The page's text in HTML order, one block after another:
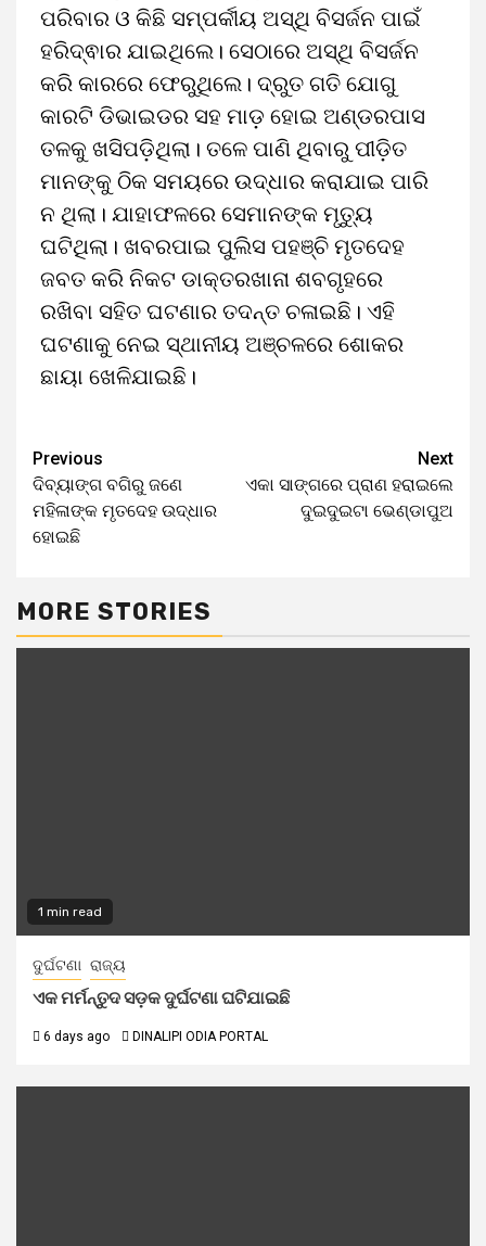
ପରିବାର ଓ କିଛି ସମ୍ପର୍କୀୟ ଅସ୍ଥି ବିସର୍ଜନ ପାଇଁ
ହରିଦ୍ଵାର ଯାଇଥିଲେ।​ ସେଠାରେ ଅସ୍ଥି ବିସର୍ଜନ
କରି କାରରେ ଫେରୁଥିଲେ। ଦ୍ରୁତ ଗତି ଯୋଗୁ
କାରଟି ଡିଭାଇଡର ସହ ମାଡ଼ ହୋଇ ଅଣ୍ଡରପାସ
ତଳକୁ ଖସିପଡ଼ିଥିଲା। ତଳେ ପାଣି ଥିବାରୁ ପୀଡ଼ିତ
ମାନଙ୍କୁ ଠିକ ସମୟରେ ଉଦ୍ଧାର କରାଯାଇ ପାରି
ନ ଥିଲା। ଯାହାଫଳରେ ସେମାନଙ୍କ ମୃତ୍ୟୁ
ଘଟିଥିଲା। ଖବରପାଇ ପୁଲିସ ପହଞ୍ଚି ମୃତଦେହ
ଜବତ କରି ନିକଟ ଡାକ୍ତରଖାନା ଶବଗୃହରେ
ରଖିବା ସହିତ ଘଟଣାର ତଦନ୍ତ ଚଳାଇଛି। ଏହି
ଘଟଣାକୁ ନେଇ ସ୍ଥାନୀୟ ଅଞ୍ଚଳରେ ଶୋକର
ଛାୟା ଖେଳିଯାଇଛି।
Previous
ଦିବ୍ୟାଙ୍ଗ ବଗିରୁ ଜଣେ
ମହିଳାଙ୍କ ମୃତଦେହ ଉଦ୍ଧାର
ହୋଇଛି
Next
ଏକା ସାଙ୍ଗରେ ପ୍ରାଣ ହରାଇଲେ
ଦୁଇଦୁଇଟା ଭେଣ୍ଡାପୁଅ
MORE STORIES
1 min read
ଦୁର୍ଘଟଣା ରାଜ୍ୟ
ଏକ ମର୍ମନ୍ତୁଦ ସଡ଼କ ଦୁର୍ଘଟଣା ଘଟିଯାଇଛି
6 days ago DINALIPI ODIA PORTAL